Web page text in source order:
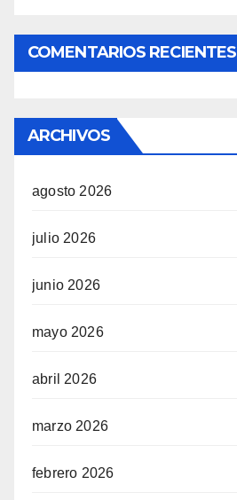
COMENTARIOS RECIENTES
ARCHIVOS
agosto 2026
julio 2026
junio 2026
mayo 2026
abril 2026
marzo 2026
febrero 2026